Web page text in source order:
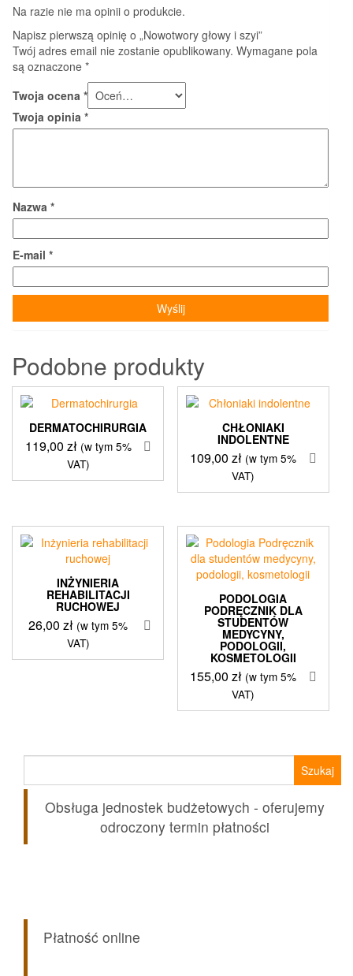
Na razie nie ma opinii o produkcie.
Napisz pierwszą opinię o „Nowotwory głowy i szyi”
Twój adres email nie zostanie opublikowany. Wymagane pola
są oznaczone *
Twoja ocena *
Twoja opinia *
Nazwa *
E-mail *
Podobne produkty
DERMATOCHIRURGIA
119,00 zł (w tym 5%
VAT)
CHŁONIAKI
INDOLENTNE
109,00zł (w tym 5%
VAT)
INŻYNIERIA
REHABILITACJI
RUCHOWEJ
26,00zł (w tym 5%
VAT)
PODOLOGIA
PODRĘCZNIK DLA
STUDENTÓW
MEDYCYNY,
PODOLOGII,
KOSMETOLOGII
155,00zł (w tym 5%
VAT)
Obsługa jednostek budżetowych - oferujemy
odroczony termin płatności
Płatność online